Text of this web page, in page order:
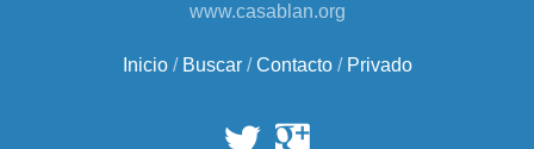
www.casablan.org
Inicio/ Buscar/Contacto/ Privado